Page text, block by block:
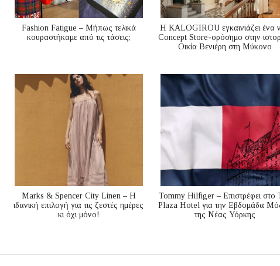
Fashion Fatigue – Μήπως τελικά
κουραστήκαμε από τις τάσεις;
Η KALOGIROU εγκαινιάζει ένα
Concept Store-ορόσημο στην
Οικία Βενιέρη στη Μύκονο
Marks & Spencer City Linen – Η
ιδανική επιλογή για τις ζεστές ημέρες
κι όχι μόνο!
Tommy Hilfiger – Επιστρέφει στο
Plaza Hotel για την Εβδομάδα
της Νέας Υόρκης